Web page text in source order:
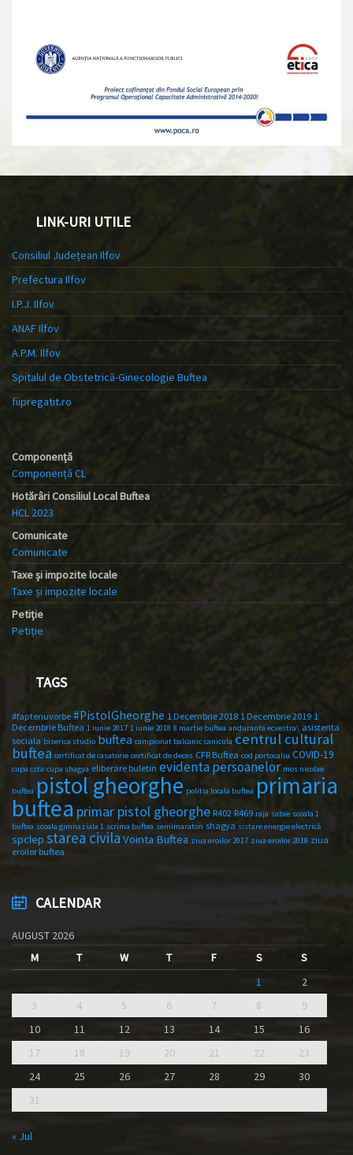
LINK-URI UTILE
Consiliul Județean Ilfov
Prefectura Ilfov
I.P.J. Ilfov
ANAF Ilfov
A.P.M. Ilfov
Spitalul de Obstetrică-Ginecologie Buftea
fiipregatit.ro
Componență
Componență CL
Hotărâri Consiliul Local Buftea
HCL 2023
Comunicate
Comunicate
Taxe și impozite locale
Taxe și impozite locale
Petiție
Petiție
TAGS
#faptenuvorbe #PistolGheorghe 1 Decembrie 2018 1 Decembrie 2019 1
Decembrie Buftea 1 iunie 2017 1 iunie 2018 8 martie buftea anduranta ecvestra\ asistenta
sociala biserica studio buftea campionat balcanic canicula centrul cultural
buftea certificat de casatorie certificat de deces CFR Buftea cod portocaliu COVID-19
cupa csta cupa shagya eliberare buletin evidenta persoanelor mos nicolae
buftea pistol gheorghe politia locala buftea primaria
buftea primar pistol gheorghe R402 R469 raja sabie scoala 1
buftea scoala gimnaziala 1 scrima buftea semimaraton shagya sistare energie electrică
spclep starea civila Vointa Buftea ziua eroilor 2017 ziua eroilor 2018 ziua
eroilor buftea
CALENDAR
AUGUST 2026
M
T W T F S
S
1
2
3
4 5 6 7 8
9
10
11 12 13 14 15
16
17
18 19 20 21 22
23
24
25 26 27 28 29
30
31
« Jul